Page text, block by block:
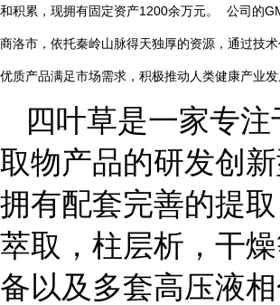
和积累，现拥有固定资产1200余万元。 公司的
商洛市，依托秦岭山脉得天独厚的资源，通过技
优质产品满足市场需求，积极推动人类健康产业发
四叶草是一家专注
取物产品的研发创新
拥有配套完善的提取
萃取，柱层析，干
备以及多套高压液相